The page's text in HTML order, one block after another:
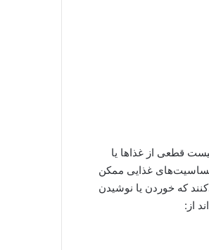
قطعی از غذاها یا
غذایی ممکن
که خوردن یا نوشیدن
از: